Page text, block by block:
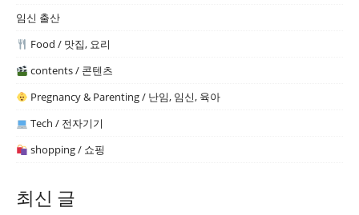
임신 출산
Food / 맛집, 요리
contents / 콘텐츠
Pregnancy & Parenting / 난임, 임신, 육아
Tech / 전자기기
shopping / 쇼핑
최신 글